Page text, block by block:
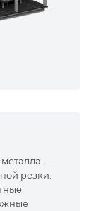
металла —
резки.